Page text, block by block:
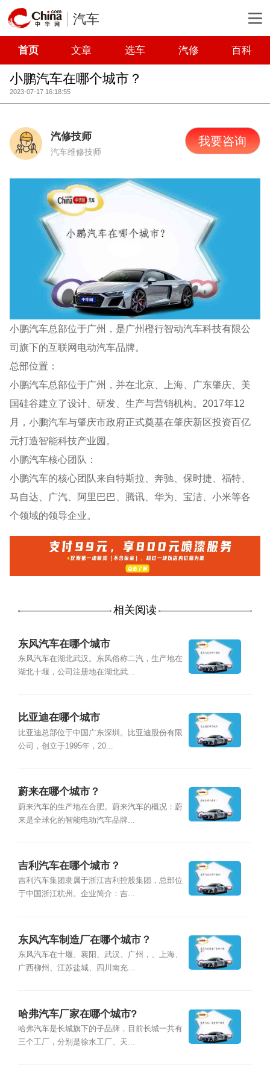
汽车
首页 文章 选车 汽修 百科
小鹏汽车在哪个城市？
2023-07-17 16:18:55
汽修技师
汽车维修技师
我要咨询
小鹏汽车总部位于广州，是广州橙行智动汽车科技有限公
司旗下的互联网电动汽车品牌。
总部位置：
小鹏汽车总部位于广州，并在北京、上海、广东肇庆、美
国硅谷建立了设计、研发、生产与营销机构。2017年12
月，小鹏汽车与肇庆市政府正式奠基在肇庆新区投资百亿
元打造智能科技产业园。
小鹏汽车核心团队：
小鹏汽车的核心团队来自特斯拉、奔驰、保时捷、福特、
马自达、广汽、阿里巴巴、腾讯、华为、宝洁、小米等各
个领域的领导企业。
相关阅读
东风汽车在哪个城市
东风汽车在湖北武汉。东风俗称二汽，生产地在
湖北十堰，公司注册地在湖北武...
比亚迪在哪个城市
比亚迪总部位于中国广东深圳。比亚迪股份有限
公司，创立于1995年，20...
蔚来在哪个城市？
蔚来汽车的生产地在合肥。蔚来汽车的概况：蔚
来是全球化的智能电动汽车品牌...
吉利汽车在哪个城市？
吉利汽车集团隶属于浙江吉利控股集团，总部位
于中国浙江杭州。企业简介：吉...
东风汽车制造厂在哪个城市？
东风汽车在十堰、襄阳、武汉、广州，、上海、
广西柳州、江苏盐城、四川南充...
哈弗汽车厂家在哪个城市?
哈弗汽车是长城旗下的子品牌，目前长城一共有
三个工厂，分别是徐水工厂、天...